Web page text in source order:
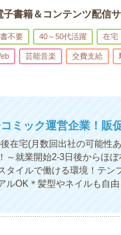
書籍＆コンテンツ配信
不要 40～50代活躍 在宅
芸能音楽 交費支給
ミック運営企業！販
在宅(月数回出社の可能
就業開始2-3日後からほ
タイルで働ける環境！テン
OK＊髪型やネイルも自由